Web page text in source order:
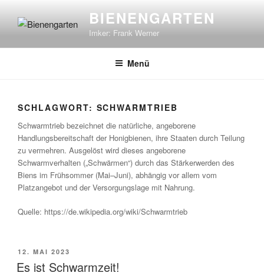
Inhalt
BIENENGARTEN
Imker: Frank Werner
Menü
SCHLAGWORT: SCHWARMTRIEB
Schwarmtrieb bezeichnet die natürliche, angeborene
Handlungsbereitschaft der Honigbienen, ihre Staaten durch Teilung
zu vermehren. Ausgelöst wird dieses angeborene
Schwarmverhalten („Schwärmen“) durch das Stärkerwerden des
Biens im Frühsommer (Mai–Juni), abhängig vor allem vom
Platzangebot und der Versorgungslage mit Nahrung.
Quelle: https://de.wikipedia.org/wiki/Schwarmtrieb
VERÖFFENTLICHT
AM
12. MAI 2023
Es ist Schwarmzeit!